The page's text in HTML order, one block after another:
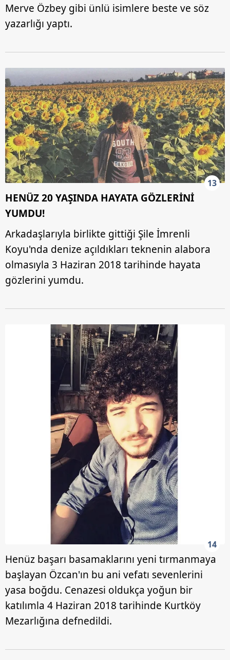
Merve Özbey gibi ünlü isimlere beste ve söz
yazarlığı yaptı.
13
HENÜZ 20 YAŞINDA HAYATA GÖZLERİNİ
YUMDU!
Arkadaşlarıyla birlikte gittiği Şile İmrenli
Koyu'nda denize açıldıkları teknenin alabora
olmasıyla 3 Haziran 2018 tarihinde hayata
gözlerini yumdu.
14
Henüz başarı basamaklarını yeni tırmanmaya
başlayan Özcan'ın bu ani vefatı sevenlerini
yasa boğdu. Cenazesi oldukça yoğun bir
katılımla 4 Haziran 2018 tarihinde Kurtköy
Mezarlığına defnedildi.